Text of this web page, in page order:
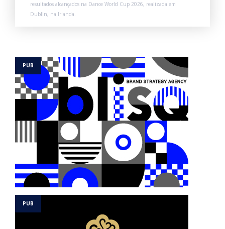
resultados alcançados na Dance World Cup 2026, realizada em
Dublin, na Irlanda.